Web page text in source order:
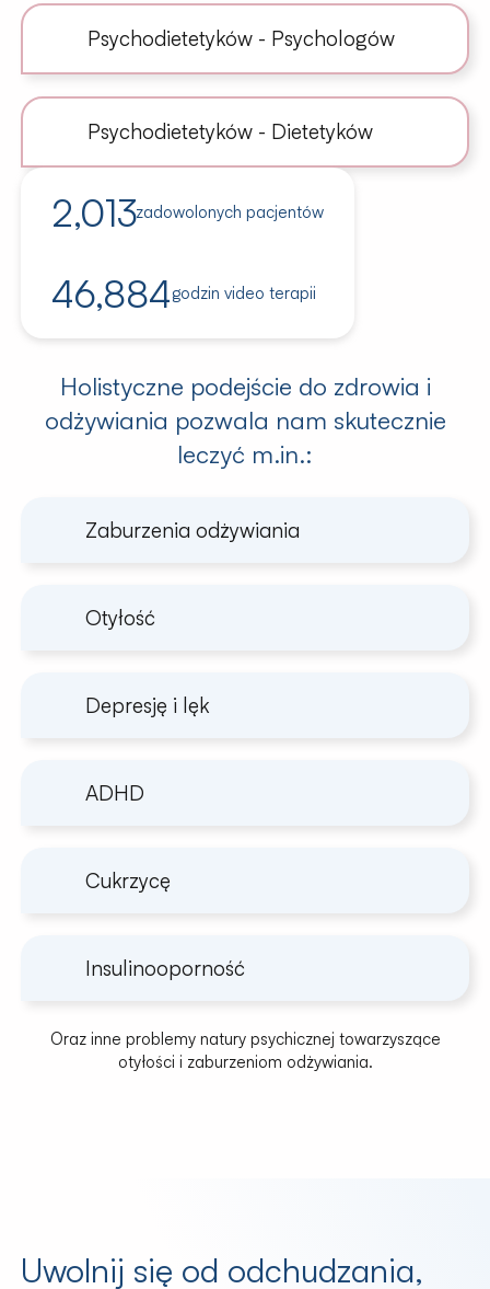
Psychodietetyków - Psychologów
Psychodietetyków - Dietetyków
2,064zadowolonych pacjentów
48,121 godzin video terapii
Holistyczne podejście do zdrowia i
odżywiania pozwala nam skutecznie
leczyć m.in.:
Zaburzenia odżywiania
Otyłość
Depresję i lęk
ADHD
Cukrzycę
Insulinooporność
Oraz inne problemy natury psychicznej towarzyszące
otyłości i zaburzeniom odżywiania.
Uwolnij się od odchudzania,